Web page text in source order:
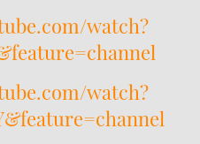
watch?
watch?